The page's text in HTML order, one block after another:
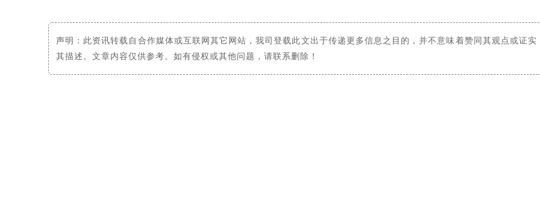
声明：此资讯转载自合作媒体或互联网其它网站，我司登载此文出于传递更多信息之目的，并不意味着赞同其观点或证实
其描述。文章内容仅供参考。如有侵权或其他问题，请联系删除！